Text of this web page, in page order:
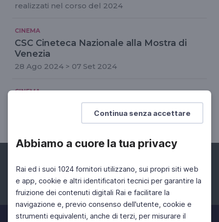
Continua senza accettare
Abbiamo a cuore la tua privacy
Rai ed i suoi 1024 fornitori utilizzano, sui propri siti web
e app, cookie e altri identificatori tecnici per garantire la
fruizione dei contenuti digitali Rai e facilitare la
navigazione e, previo consenso dell'utente, cookie e
strumenti equivalenti, anche di terzi, per misurare il
realizzati nel corso del 2024
CINEMA
CSC Cineteca Nazionale alla Mostra di
Venezia
28 Ago 2024 > 07 Set 2024
CINEMA
Moretti restaurato alla Berlinale 2023
In anteprima mondiale "Sogni d'oro", 1981
Facebook Instagram Twitter